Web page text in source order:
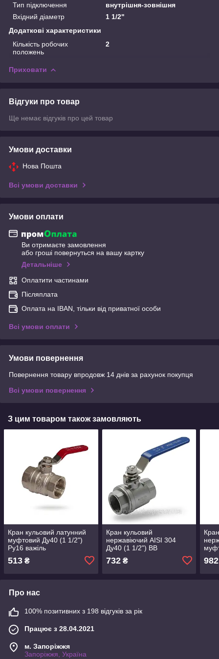
Тип підключення
внутрішня-зовнішня
Вхідний діаметр
1 1/2"
Додаткові характеристики
Кількість робочих
положень
2
Приховати
Відгуки про товар
Ще немає відгуків про цей товар
Умови доставки
Нова Пошта
Всі умови доставки
Умови оплати
Ви отримаєте замовлення
або гроші повернуться на вашу картку
Детальніше
Оплатити частинами
Післяплата
Оплата на IBAN, тільки від приватної особи
Всі умови оплати
Умови повернення
Повернення товару впродовж 14 днів за рахунок покупця
Всі умови повернення
З цим товаром також замовляють
Кран кульовий латунний
муфтовий Ду40 (1 1/2")
Ру16 важіль
513 ₴
Кран кульовий
нержавіючий AISI 304
Ду40 (1 1/2") ВВ
732₴ 982
Про нас
100% позитивних з 198 відгуків за рік
Працює з 28.04.2021
м. Запоріжжя
Запоріжжя, Україна